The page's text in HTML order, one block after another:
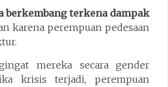
terkena dampak
karena perempuan pedesaan
mereka secara gender
krisis terjadi, perempuan